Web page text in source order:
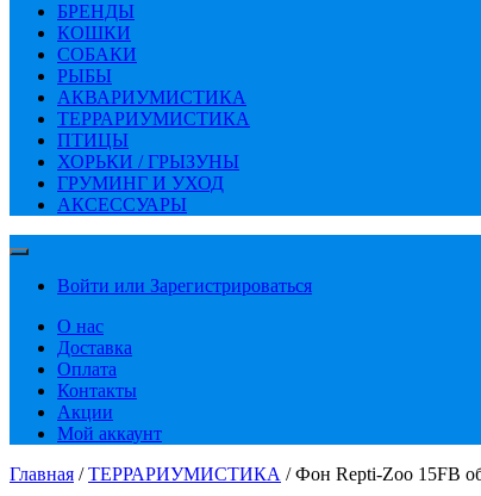
БРЕНДЫ
КОШКИ
СОБАКИ
РЫБЫ
АКВАРИУМИСТИКА
ТЕРРАРИУМИСТИКА
ПТИЦЫ
ХОРЬКИ / ГРЫЗУНЫ
ГРУМИНГ И УХОД
АКСЕССУАРЫ
Войти или Зарегистрироваться
О нас
Доставка
Оплата
Контакты
Акции
Мой аккаунт
Главная /ТЕРРАРИУМИСТИКА / Фон Repti-Zoo 15FB